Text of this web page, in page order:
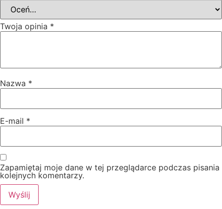
Twoja opinia *
Nazwa *
E-mail *
Zapamiętaj moje dane w tej przeglądarce podczas pisania
kolejnych komentarzy.